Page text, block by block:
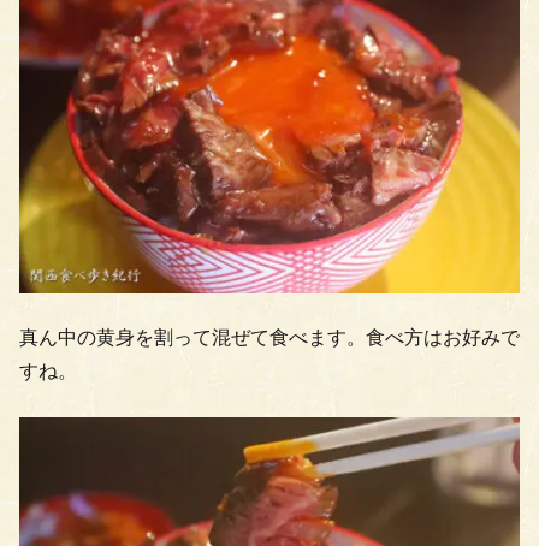
真ん中の黄身を割って混ぜて食べます。食べ方はお好みで
すね。